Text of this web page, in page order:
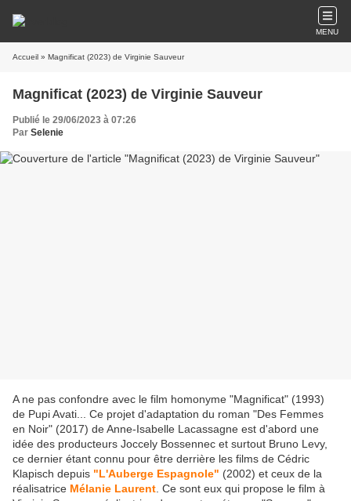
MENU
Accueil » Magnificat (2023) de Virginie Sauveur
Magnificat (2023) de Virginie Sauveur
Publié le 29/06/2023 à 07:26
Par Selenie
A ne pas confondre avec le film homonyme "Magnificat" (1993)
de Pupi Avati... Ce projet d'adaptation du roman "Des Femmes
en Noir" (2017) de Anne-Isabelle Lacassagne est d'abord une
idée des producteurs Joccely Bossennec et surtout Bruno Levy,
ce dernier étant connu pour être derrière les films de Cédric
Klapisch depuis "L'Auberge Espagnole" (2002) et ceux de la
réalisatrice Mélanie Laurent . Ce sont eux qui propose le film à